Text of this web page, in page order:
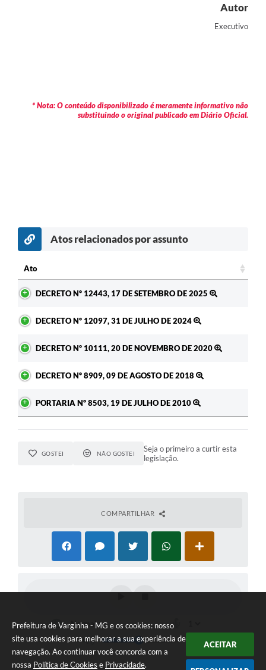
Prefeitura de Varginha - MG e os cookies: nosso
site usa cookies para melhorar a sua experiência de
navegação. Ao continuar você concorda com a
nossa Política de Cookies e Privacidade.
ACEITAR
Autor
Executivo
* Nota: O conteúdo disponibilizado é meramente informativo não
substituindo o original publicado em Diário Oficial.
Atos relacionados por assunto
Ato
DECRETO Nº 12443, 17 DE SETEMBRO DE 2025
DECRETO Nº 12097, 31 DE JULHO DE 2024
DECRETO Nº 10111, 20 DE NOVEMBRO DE 2020
DECRETO Nº 8909, 09 DE AGOSTO DE 2018
PORTARIA Nº 8503, 19 DE JULHO DE 2010
GOSTEI NÃO GOSTEI
Seja o primeiro a curtir esta
legislação.
COMPARTILHAR